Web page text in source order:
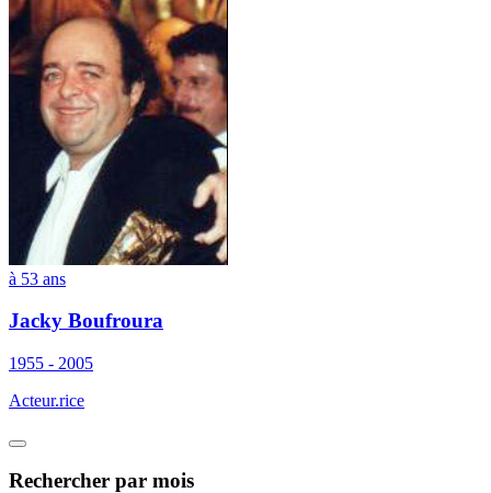
à 53 ans
Jacky Boufroura
1955 - 2005
Acteur.rice
Rechercher par mois